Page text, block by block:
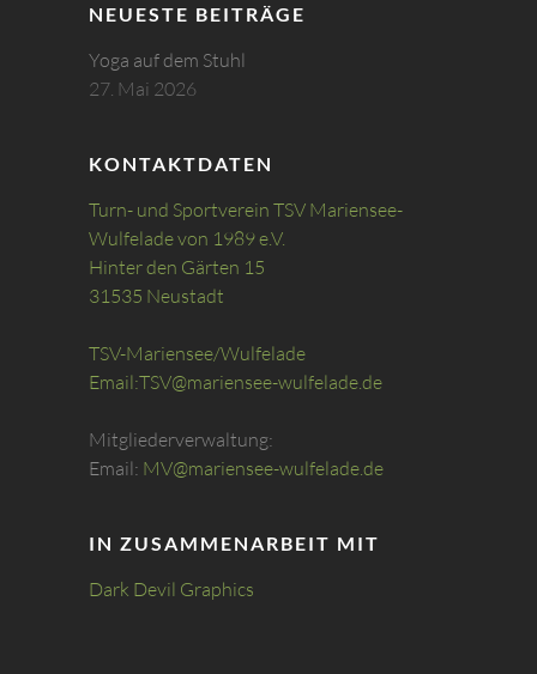
NEUESTE BEITRÄGE
Yoga auf dem Stuhl
27. Mai 2026
KONTAKTDATEN
Turn- und Sportverein TSV Mariensee-
Wulfelade von 1989 e.V.
Hinter den Gärten 15
31535 Neustadt
TSV-Mariensee/Wulfelade
Email:TSV@mariensee-wulfelade.de
Mitgliederverwaltung:
Email: MV@mariensee-wulfelade.de
IN ZUSAMMENARBEIT MIT
Dark Devil Graphics